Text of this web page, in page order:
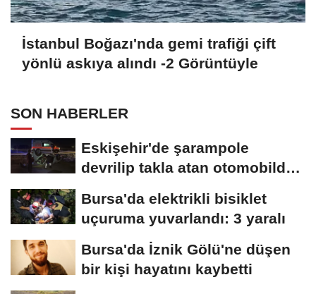
İstanbul Boğazı'nda gemi trafiği çift
yönlü askıya alındı -2 Görüntüyle
SON HABERLER
Eskişehir'de şarampole
devrilip takla atan otomobilde
Bursa'da elektrikli bisiklet
uçuruma yuvarlandı: 3 yaralı
Bursa'da İznik Gölü'ne düşen
bir kişi hayatını kaybetti